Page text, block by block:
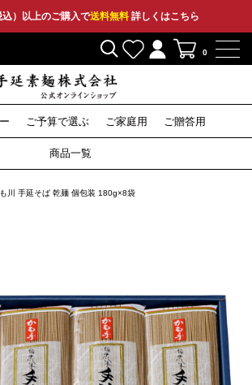
）以上のご購入で送料無料詳しくはこちら
0
うどん
そうめん
ひやむぎ
そば
つゆ
セット
その他
特産品
ご予算で選ぶ
〜1,999円
2,000円〜
3,000円〜
5,000円〜
10,000円〜
ご家庭用
うどん
そうめん
ひやむぎ
そば
つゆ
セット
その他
ご贈答用
うどん
そうめん
ひやむぎ
そば
セット
その他
商品一覧
川 手延そば 乾麺 個包装 180g×8袋